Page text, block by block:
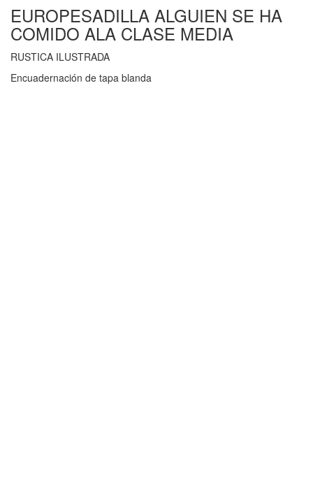
EUROPESADILLA ALGUIEN SE HA
COMIDO ALA CLASE MEDIA
RUSTICA ILUSTRADA
Encuadernación de tapa blanda